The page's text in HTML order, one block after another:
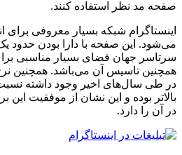
صفحه مد نظر استفاده کنند.
اینستاگرام شبکه بسیار معروفی برای
می‌شود. این صفحه با دارا بودن حدود یک
سرتاسر جهان فضای بسیار مناسبی
همچنین تاسیس آن می‌باشد. همچنین نرخ
در طی سال‌های اخیر وجود داشته نسبت
بالاتر بوده و این نشان از موفقیت این
در آن را دارد.